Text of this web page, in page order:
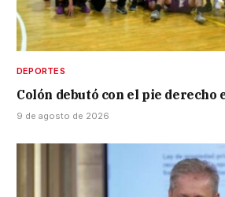
DEPORTES
Colón debutó con el pie derecho
9 de agosto de 2026